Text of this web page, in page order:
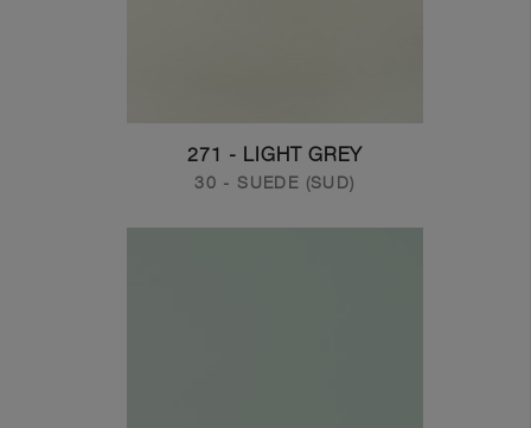
271 - LIGHT GREY
30 - SUEDE (SUD)